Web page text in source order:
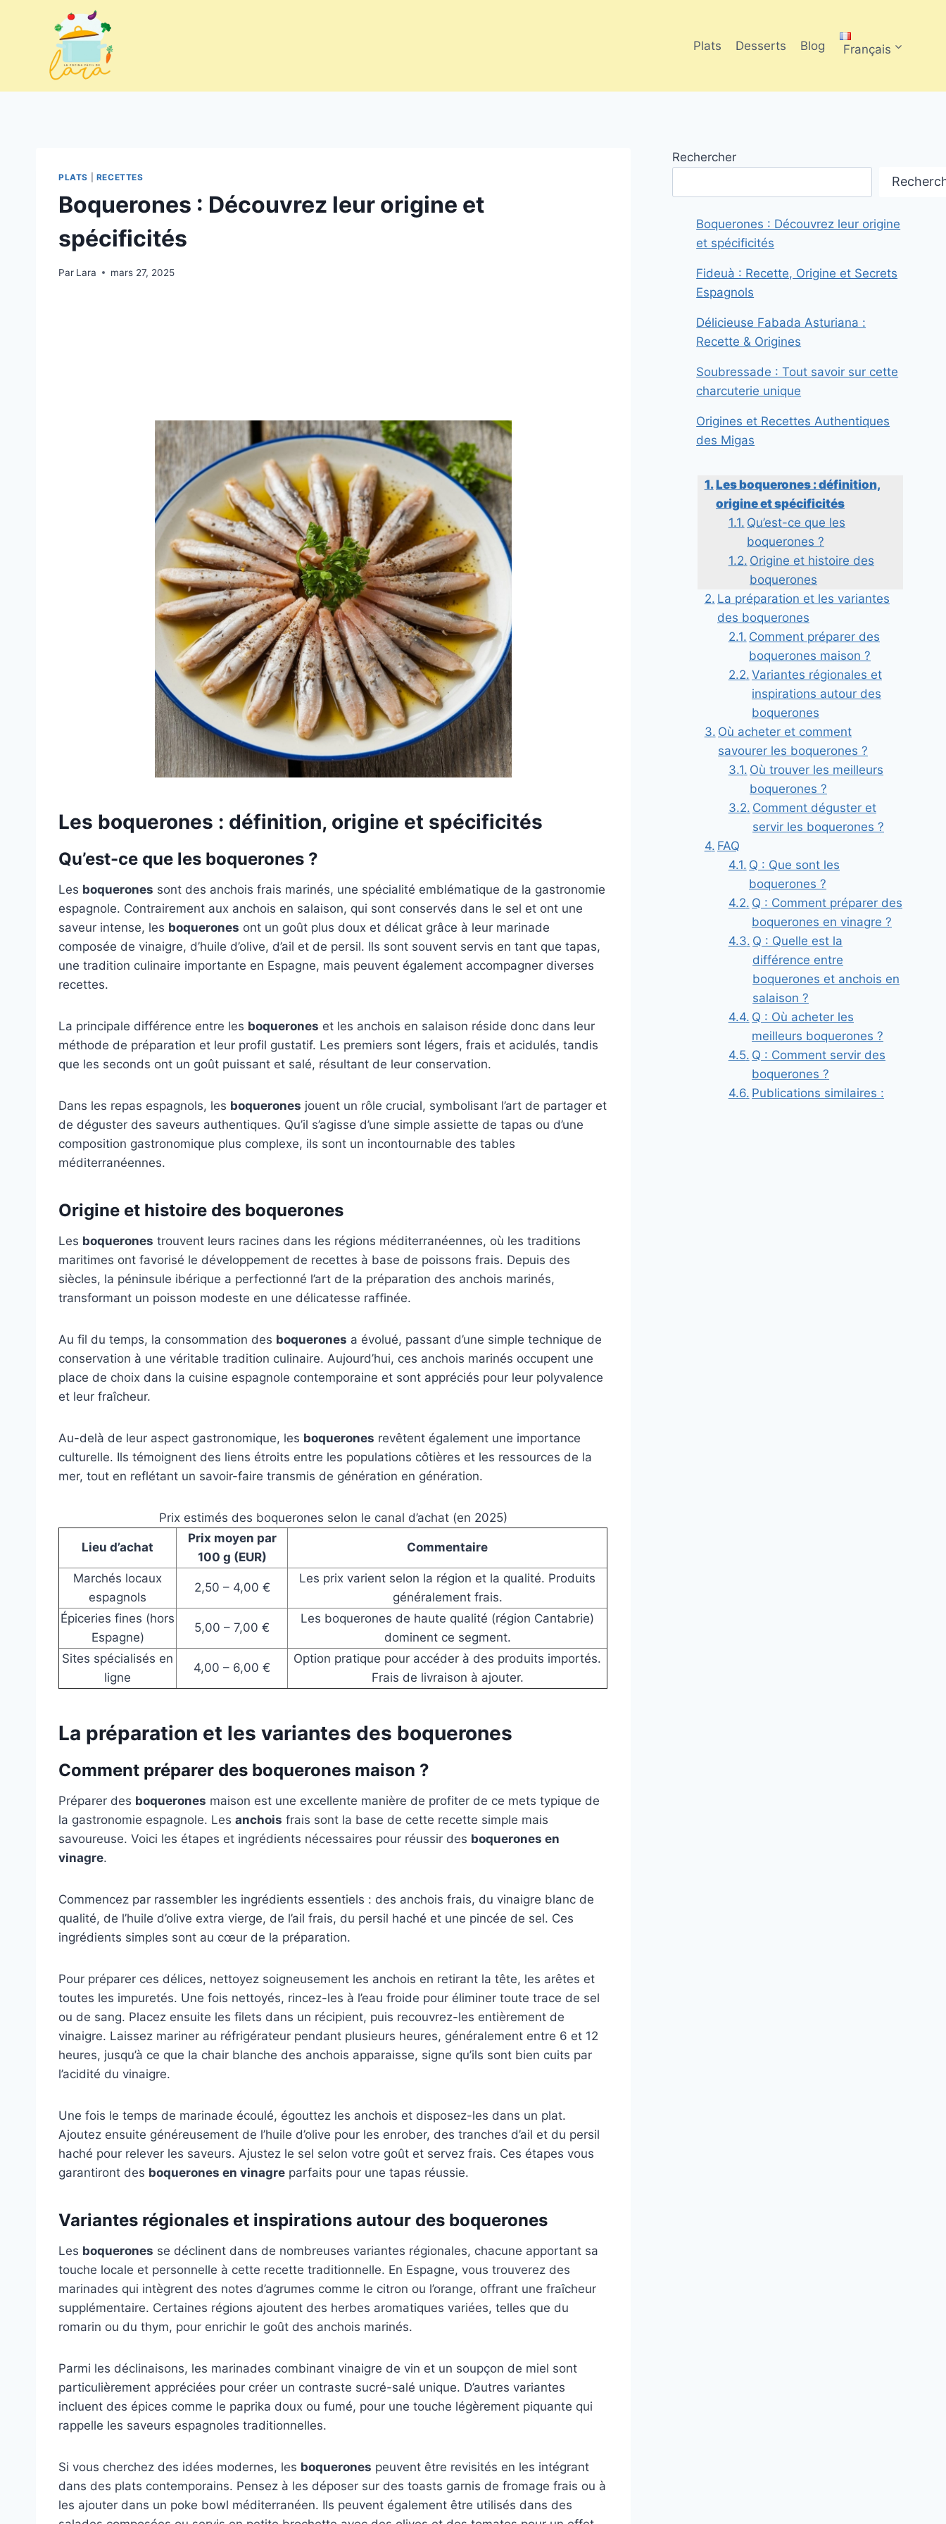
Plats Desserts Blog Français
PLATS RECETTES
Boquerones : Découvrez leur origine et
spécificités
Par Lara mars 27, 2025
Les boquerones : définition, origine et spécificités
Qu’est-ce que les boquerones ?
Les boquerones sont des anchois frais marinés, une spécialité emblématique de la gastronomie
espagnole. Contrairement aux anchois en salaison, qui sont conservés dans le sel et ont une
saveur intense, les boquerones ont un goût plus doux et délicat grâce à leur marinade
composée de vinaigre, d’huile d’olive, d’ail et de persil. Ils sont souvent servis en tant que tapas,
une tradition culinaire importante en Espagne, mais peuvent également accompagner diverses
recettes.
La principale différence entre les boquerones et les anchois en salaison réside donc dans leur
méthode de préparation et leur profil gustatif. Les premiers sont légers, frais et acidulés, tandis
que les seconds ont un goût puissant et salé, résultant de leur conservation.
Dans les repas espagnols, les boquerones jouent un rôle crucial, symbolisant l’art de partager et
de déguster des saveurs authentiques. Qu’il s’agisse d’une simple assiette de tapas ou d’une
composition gastronomique plus complexe, ils sont un incontournable des tables
méditerranéennes.
Origine et histoire des boquerones
Les boquerones trouvent leurs racines dans les régions méditerranéennes, où les traditions
maritimes ont favorisé le développement de recettes à base de poissons frais. Depuis des
siècles, la péninsule ibérique a perfectionné l’art de la préparation des anchois marinés,
transformant un poisson modeste en une délicatesse raffinée.
Au fil du temps, la consommation des boquerones a évolué, passant d’une simple technique de
conservation à une véritable tradition culinaire. Aujourd’hui, ces anchois marinés occupent une
place de choix dans la cuisine espagnole contemporaine et sont appréciés pour leur polyvalence
et leur fraîcheur.
Au-delà de leur aspect gastronomique, les boquerones revêtent également une importance
culturelle. Ils témoignent des liens étroits entre les populations côtières et les ressources de la
mer, tout en reflétant un savoir-faire transmis de génération en génération.
Prix estimés des boquerones selon le canal d’achat (en 2025)
Lieu d’achat
Prix moyen par
100 g (EUR)
Commentaire
Marchés locaux
espagnols
2,50 – 4,00 €
Les prix varient selon la région et la qualité. Produits
généralement frais.
Épiceries fines (hors
Espagne)
5,00 – 7,00 €
Les boquerones de haute qualité (région Cantabrie)
dominent ce segment.
Sites spécialisés en
ligne
4,00 – 6,00 €
Option pratique pour accéder à des produits importés.
Frais de livraison à ajouter.
La préparation et les variantes des boquerones
Comment préparer des boquerones maison ?
Préparer des boquerones maison est une excellente manière de profiter de ce mets typique de
la gastronomie espagnole. Les anchois frais sont la base de cette recette simple mais
savoureuse. Voici les étapes et ingrédients nécessaires pour réussir des boquerones en
vinagre.
Commencez par rassembler les ingrédients essentiels : des anchois frais, du vinaigre blanc de
qualité, de l’huile d’olive extra vierge, de l’ail frais, du persil haché et une pincée de sel. Ces
ingrédients simples sont au cœur de la préparation.
Pour préparer ces délices, nettoyez soigneusement les anchois en retirant la tête, les arêtes et
toutes les impuretés. Une fois nettoyés, rincez-les à l’eau froide pour éliminer toute trace de sel
ou de sang. Placez ensuite les filets dans un récipient, puis recouvrez-les entièrement de
vinaigre. Laissez mariner au réfrigérateur pendant plusieurs heures, généralement entre 6 et 12
heures, jusqu’à ce que la chair blanche des anchois apparaisse, signe qu’ils sont bien cuits par
l’acidité du vinaigre.
Une fois le temps de marinade écoulé, égouttez les anchois et disposez-les dans un plat.
Ajoutez ensuite généreusement de l’huile d’olive pour les enrober, des tranches d’ail et du persil
haché pour relever les saveurs. Ajustez le sel selon votre goût et servez frais. Ces étapes vous
garantiront des boquerones en vinagre parfaits pour une tapas réussie.
Variantes régionales et inspirations autour des boquerones
Les boquerones se déclinent dans de nombreuses variantes régionales, chacune apportant sa
touche locale et personnelle à cette recette traditionnelle. En Espagne, vous trouverez des
marinades qui intègrent des notes d’agrumes comme le citron ou l’orange, offrant une fraîcheur
supplémentaire. Certaines régions ajoutent des herbes aromatiques variées, telles que du
romarin ou du thym, pour enrichir le goût des anchois marinés.
Parmi les déclinaisons, les marinades combinant vinaigre de vin et un soupçon de miel sont
particulièrement appréciées pour créer un contraste sucré-salé unique. D’autres variantes
incluent des épices comme le paprika doux ou fumé, pour une touche légèrement piquante qui
rappelle les saveurs espagnoles traditionnelles.
Si vous cherchez des idées modernes, les boquerones peuvent être revisités en les intégrant
dans des plats contemporains. Pensez à les déposer sur des toasts garnis de fromage frais ou à
les ajouter dans un poke bowl méditerranéen. Ils peuvent également être utilisés dans des
Rechercher
Boquerones : Découvrez leur origine
et spécificités
Fideuà : Recette, Origine et Secrets
Espagnols
Délicieuse Fabada Asturiana :
Recette & Origines
Soubressade : Tout savoir sur cette
charcuterie unique
Origines et Recettes Authentiques
des Migas
Les boquerones : définition,
origine et spécificités
Qu’est-ce que les
boquerones ?
Origine et histoire des
boquerones
La préparation et les variantes
des boquerones
Comment préparer des
boquerones maison ?
Variantes régionales et
inspirations autour des
boquerones
Où acheter et comment
savourer les boquerones ?
Où trouver les meilleurs
boquerones ?
Comment déguster et
servir les boquerones ?
FAQ
Q : Que sont les
boquerones ?
Q : Comment préparer des
boquerones en vinagre ?
Q : Quelle est la
différence entre
boquerones et anchois en
salaison ?
Q : Où acheter les
meilleurs boquerones ?
Q : Comment servir des
boquerones ?
Publications similaires :